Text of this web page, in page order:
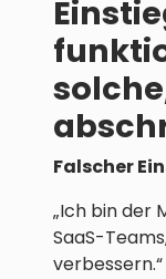
Falscher
„Ich bin der
SaaS-
verbessern.“